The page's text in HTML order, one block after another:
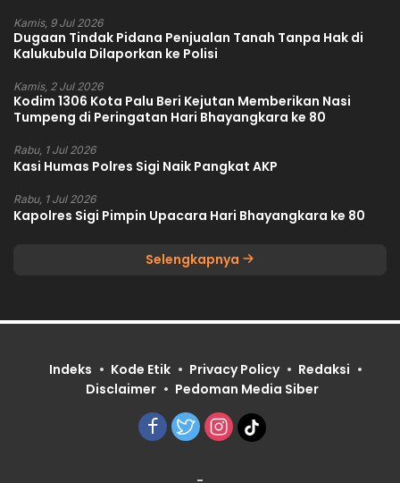
Kamis, 9 Jul 2026
Dugaan Tindak Pidana Penjualan Tanah Tanpa Hak di
Kalukubula Dilaporkan ke Polisi
Kamis, 2 Jul 2026
Kodim 1306 Kota Palu Beri Kejutan Memberikan Nasi
Tumpeng di Peringatan Hari Bhayangkara ke 80
Rabu, 1 Jul 2026
Kasi Humas Polres Sigi Naik Pangkat AKP
Rabu, 1 Jul 2026
Kapolres Sigi Pimpin Upacara Hari Bhayangkara ke 80
Selengkapnya
Indeks Kode Etik Privacy Policy
Redaksi
Disclaimer
Pedoman Media Siber